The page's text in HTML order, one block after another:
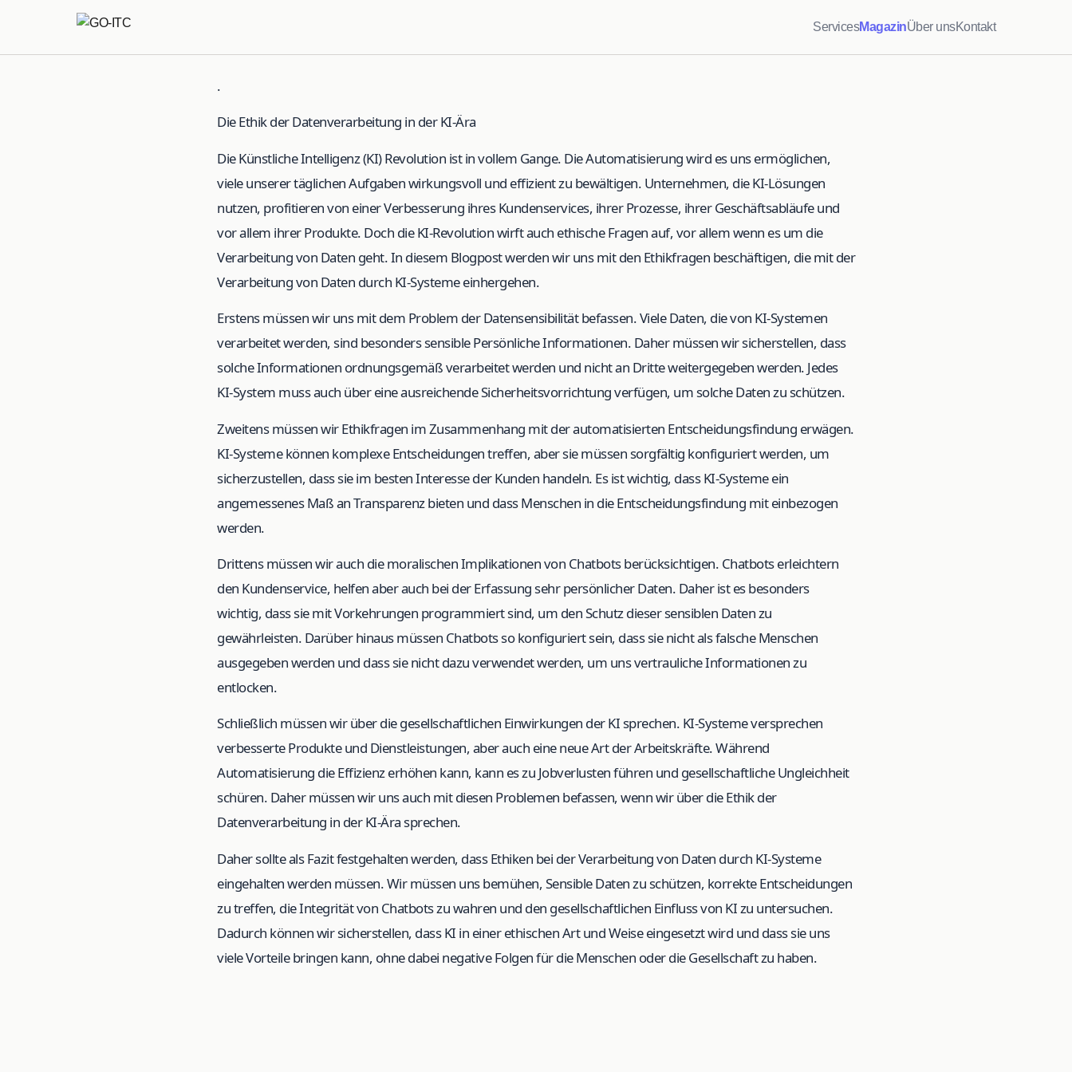
ServicesMagazinÜber unsKontakt
.
Die Ethik der Datenverarbeitung in der KI-Ära
Die Künstliche Intelligenz (KI) Revolution ist in vollem Gange. Die Automatisierung wird es uns ermöglichen,
viele unserer täglichen Aufgaben wirkungsvoll und effizient zu bewältigen. Unternehmen, die KI-Lösungen
nutzen, profitieren von einer Verbesserung ihres Kundenservices, ihrer Prozesse, ihrer Geschäftsabläufe und
vor allem ihrer Produkte. Doch die KI-Revolution wirft auch ethische Fragen auf, vor allem wenn es um die
Verarbeitung von Daten geht. In diesem Blogpost werden wir uns mit den Ethikfragen beschäftigen, die mit der
Verarbeitung von Daten durch KI-Systeme einhergehen.
Erstens müssen wir uns mit dem Problem der Datensensibilität befassen. Viele Daten, die von KI-Systemen
verarbeitet werden, sind besonders sensible Persönliche Informationen. Daher müssen wir sicherstellen, dass
solche Informationen ordnungsgemäß verarbeitet werden und nicht an Dritte weitergegeben werden. Jedes
KI-System muss auch über eine ausreichende Sicherheitsvorrichtung verfügen, um solche Daten zu schützen.
Zweitens müssen wir Ethikfragen im Zusammenhang mit der automatisierten Entscheidungsfindung erwägen.
KI-Systeme können komplexe Entscheidungen treffen, aber sie müssen sorgfältig konfiguriert werden, um
sicherzustellen, dass sie im besten Interesse der Kunden handeln. Es ist wichtig, dass KI-Systeme ein
angemessenes Maß an Transparenz bieten und dass Menschen in die Entscheidungsfindung mit einbezogen
werden.
Drittens müssen wir auch die moralischen Implikationen von Chatbots berücksichtigen. Chatbots erleichtern
den Kundenservice, helfen aber auch bei der Erfassung sehr persönlicher Daten. Daher ist es besonders
wichtig, dass sie mit Vorkehrungen programmiert sind, um den Schutz dieser sensiblen Daten zu
gewährleisten. Darüber hinaus müssen Chatbots so konfiguriert sein, dass sie nicht als falsche Menschen
ausgegeben werden und dass sie nicht dazu verwendet werden, um uns vertrauliche Informationen zu
entlocken.
Schließlich müssen wir über die gesellschaftlichen Einwirkungen der KI sprechen. KI-Systeme versprechen
verbesserte Produkte und Dienstleistungen, aber auch eine neue Art der Arbeitskräfte. Während
Automatisierung die Effizienz erhöhen kann, kann es zu Jobverlusten führen und gesellschaftliche Ungleichheit
schüren. Daher müssen wir uns auch mit diesen Problemen befassen, wenn wir über die Ethik der
Datenverarbeitung in der KI-Ära sprechen.
Daher sollte als Fazit festgehalten werden, dass Ethiken bei der Verarbeitung von Daten durch KI-Systeme
eingehalten werden müssen. Wir müssen uns bemühen, Sensible Daten zu schützen, korrekte Entscheidungen
zu treffen, die Integrität von Chatbots zu wahren und den gesellschaftlichen Einfluss von KI zu untersuchen.
Dadurch können wir sicherstellen, dass KI in einer ethischen Art und Weise eingesetzt wird und dass sie uns
viele Vorteile bringen kann, ohne dabei negative Folgen für die Menschen oder die Gesellschaft zu haben.